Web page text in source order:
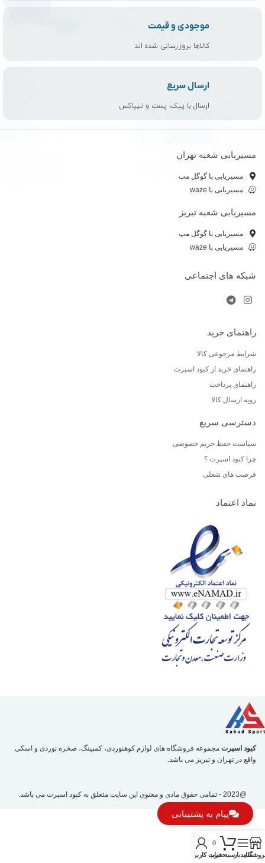
موجودی و قیمت
کالاها بروزرسانی شده اند
ارسال سریع
ارسال با پیک، پست و تیپاکس
مسیربابی شعبه تهران
مسیریابی با گوگل مپ
مسیریابی با waze
مسیربابی شعبه تبریز
مسیریابی با گوگل مپ
مسیریابی با waze
شبکه های اجتماعی
راهنمای خرید
شرایط مرجوعی کالا
راهنمای خرید از کبود اسپرت
راهنمای پرداخت
رویه ارسال کالا
دسترسی سریع
سیاست حفظ حریم خصوصی
چرا کبود اسپرت ؟
فرصت های شغلی
نماد اعتماد
کبود اسپرت مجموعه فروشگاه های لوازم کوهنوردی، کمپینگ، صخره نوردی و اسکی
واقع در تهران و تبریز می باشد.
@2023 - تمامی حقوق مادی و معنوی این سایت متعلق به کبود اسپرت می باشد.
پیام به پشتیبانی
سایدبار
0
سبد خرید
حساب کاربری من